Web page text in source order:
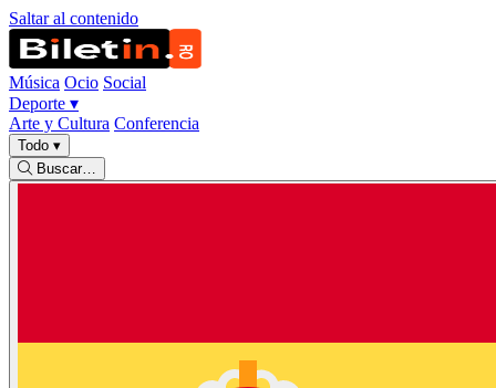
Saltar al contenido
Música Ocio Social
Deporte ▾
Arte y Cultura Conferencia
Todo ▾
Buscar…